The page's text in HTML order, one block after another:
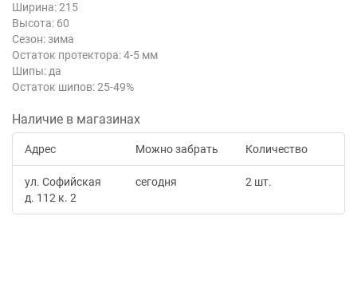
Ширина: 215
Высота: 60
Сезон: зима
Остаток протектора: 4-5 мм
Шипы: да
Остаток шипов: 25-49%
Наличие в магазинах
Адрес Можно забрать Количество
ул. Софийская
д. 112 к. 2
сегодня 2 шт.